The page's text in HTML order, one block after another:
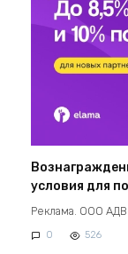
условия для
Реклама. ООО
0 526